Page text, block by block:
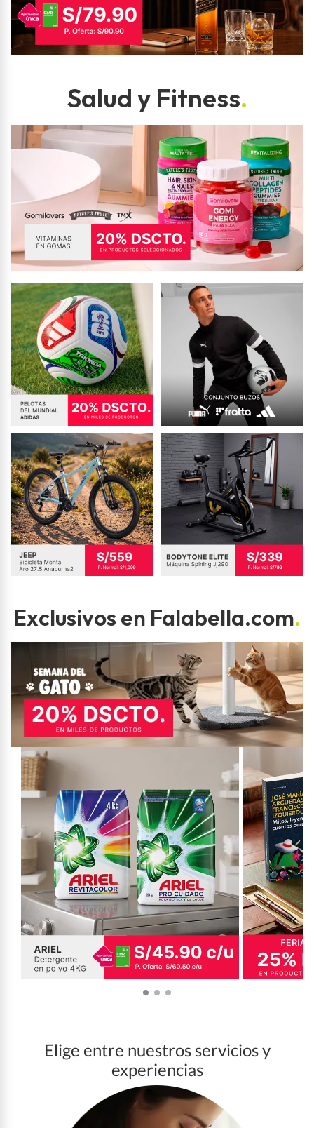
Salud y Fitness.
Exclusivos en Falabella.com.
Elige entre nuestros servicios y
experiencias